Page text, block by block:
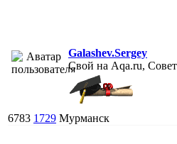
Galashev.Sergey
Свой на Aqa.ru,
6783 1729 Мурманск